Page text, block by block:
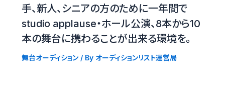
手、新人、シニアの方のために一年間で
studio applause・ホール公演、8本から10
本の舞台に携わることが出来る環境を。
舞台オーディション/ By オーディションリスト運営局